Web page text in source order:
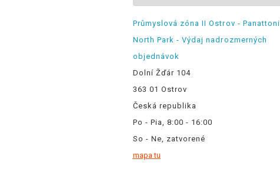
Průmyslová zóna II Ostrov - Panattoni
North Park - Výdaj nadrozmerných
objednávok
Dolní Žďár 104
363 01 Ostrov
Česká republika
Po - Pia, 8:00 - 16:00
So - Ne, zatvorené
mapa tu